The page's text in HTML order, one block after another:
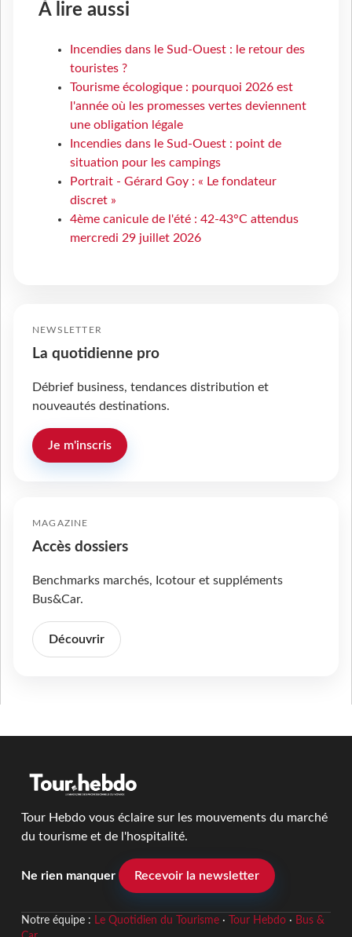
À lire aussi
Incendies dans le Sud-Ouest : le retour des
touristes ?
Tourisme écologique : pourquoi 2026 est
l'année où les promesses vertes deviennent
une obligation légale
Incendies dans le Sud-Ouest : point de
situation pour les campings
Portrait - Gérard Goy : « Le fondateur
discret »
4ème canicule de l'été : 42-43°C attendus
mercredi 29 juillet 2026
NEWSLETTER
La quotidienne pro
Débrief business, tendances distribution et
nouveautés destinations.
Je m'inscris
MAGAZINE
Accès dossiers
Benchmarks marchés, Icotour et suppléments
Bus&Car.
Découvrir
Tour Hebdo vous éclaire sur les mouvements du marché
du tourisme et de l'hospitalité.
Ne rien manquer Recevoir la newsletter
Notre équipe : Le Quotidien du Tourisme· Tour Hebdo· Bus &